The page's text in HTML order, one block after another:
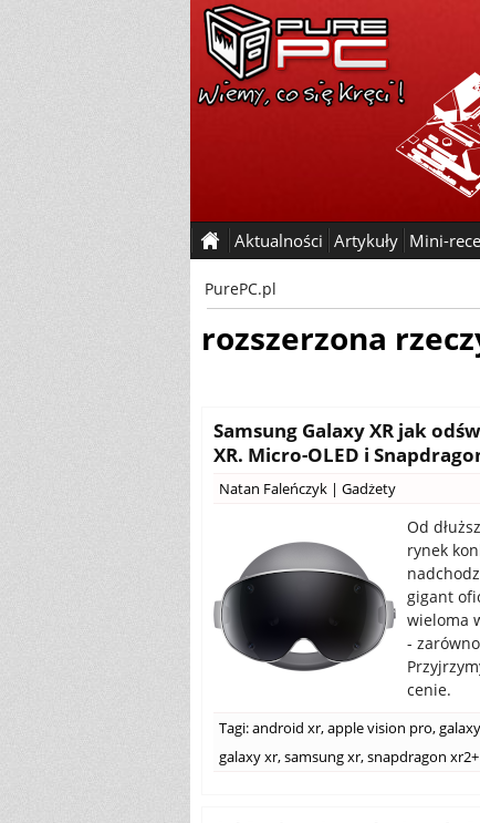
Aktualności Artykuły Mini-
PurePC.pl
rozszerzona
Samsung Galaxy XR jak
XR. Micro-OLED i
Natan Faleńczyk | Gadżety
Od
rynek
gigant
wieloma
-
cenie.
Tagi:android xr,apple vision pro,
galaxy xr,samsung xr,snapdragon